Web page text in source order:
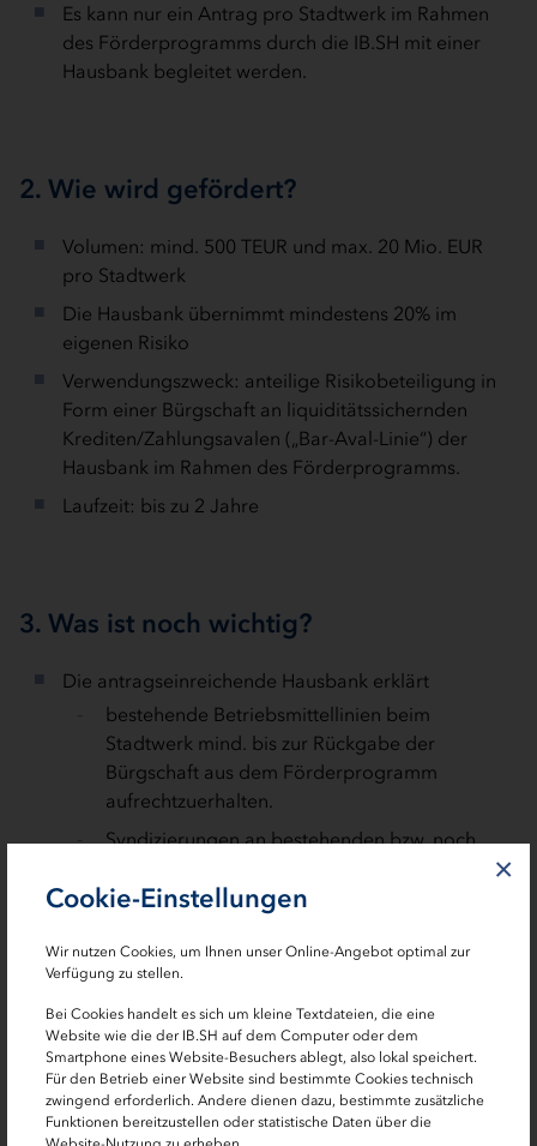
Cookie-Einstellungen
Wir nutzen Cookies, um Ihnen unser Online-Angebot optimal zur
Verfügung zu stellen.
Bei Cookies handelt es sich um kleine Textdateien, die eine
Website wie die der IB.SH auf dem Computer oder dem
Smartphone eines Website-Besuchers ablegt, also lokal speichert.
Für den Betrieb einer Website sind bestimmte Cookies technisch
zwingend erforderlich. Andere dienen dazu, bestimmte zusätzliche
Funktionen bereitzustellen oder statistische Daten über die
×
Es kann nur ein Antrag pro Stadtwerk im Rahmen
des Förderprogramms durch die IB.SH mit einer
Hausbank begleitet werden.
2. Wie wird gefördert?
Volumen: mind. 500 TEUR und max. 20 Mio. EUR
pro Stadtwerk
Die Hausbank übernimmt mindestens 20% im
eigenen Risiko
Verwendungszweck: anteilige Risikobeteiligung in
Form einer Bürgschaft an liquiditätssichernden
Krediten/Zahlungsavalen („Bar-Aval-Linie“) der
Hausbank im Rahmen des Förderprogramms.
Laufzeit: bis zu 2 Jahre
3. Was ist noch wichtig?
Die antragseinreichende Hausbank erklärt
bestehende Betriebsmittellinien beim
Stadtwerk mind. bis zur Rückgabe der
Bürgschaft aus dem Förderprogramm
aufrechtzuerhalten.
Syndizierungen an bestehenden bzw. noch
Stadtwerk nur mit vorheriger Zustimmung der
Die neu beantragte Linie aus dem
trennen.
bestehende Sicherheiten ranganschließend für
das Förderprogramm zur Verfügung zu stellen.
Das antragsberechtigte Stadtwerk erklärt unter